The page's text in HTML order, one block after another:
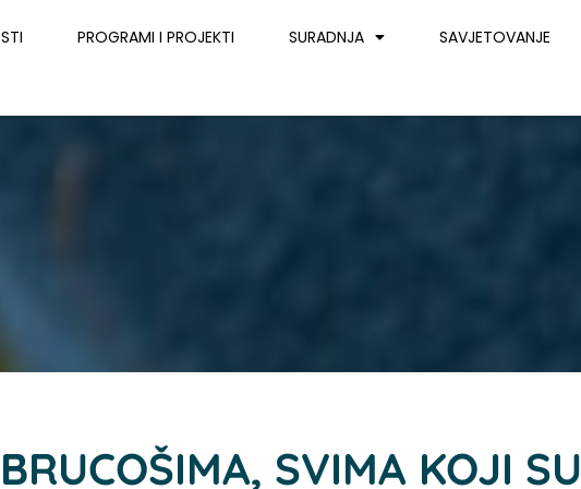
PROGRAMI I PROJEKTI SURADNJA SAVJETOVANJE
SVIMA KOJI SU